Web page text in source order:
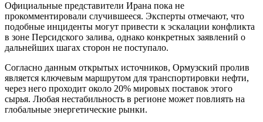
Официальные представители Ирана пока не
прокомментировали случившееся. Эксперты отмечают, что
подобные инциденты могут привести к эскалации конфликта
в зоне Персидского залива, однако конкретных заявлений о
дальнейших шагах сторон не поступало.
Согласно данным открытых источников, Ормузский пролив
является ключевым маршрутом для транспортировки нефти,
через него проходит около 20% мировых поставок этого
сырья. Любая нестабильность в регионе может повлиять на
глобальные энергетические рынки.